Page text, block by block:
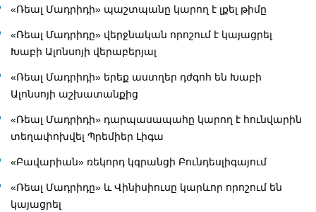
«Ռեալ Մադրիդի» պաշտպանը կարող է լքել թիմը
«Ռեալ Մադրիդը» վերջնական որոշում է կայացրել
Խաբի Ալոնսոյի վերաբերյալ
«Ռեալ Մադրիդի» երեք աստղեր դժգոհ են Խաբի
Ալոնսոյի աշխատանքից
«Ռեալ Մադրիդի» դարպասապահը կարող է հունվարին
տեղափոխվել Պրեմիեր Լիգա
«Բավարիան» ռեկորդ կգրանցի Բունդեսլիգայում
«Ռեալ Մադրիդը» և Վինիսիուսը կարևոր որոշում են
կայացրել